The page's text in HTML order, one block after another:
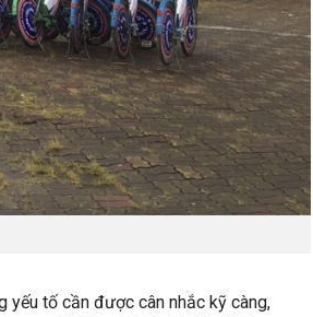
yếu tố cần được cân nhắc kỹ càng,